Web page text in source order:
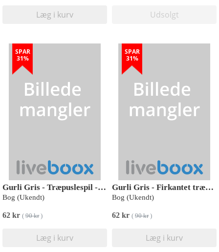
Læg i kurv Udsolgt
SPAR
31%
Gurli Gris - Træpuslespil - Cykeltur
Bog (Ukendt)
62 kr ( 90 kr)
Læg i kurv
SPAR
31%
Gurli Gris - Firkantet træpuslespil - Søskende
Bog (Ukendt)
62 kr ( 90 kr)
Læg i kurv